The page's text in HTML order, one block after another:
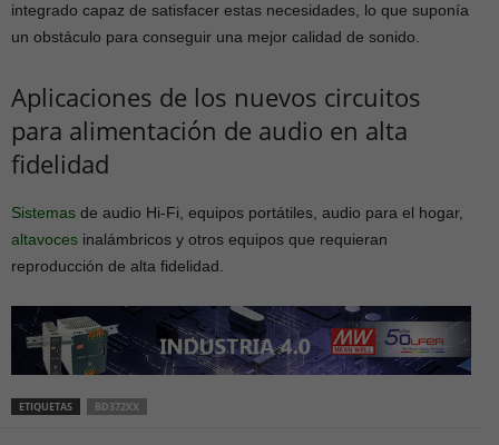
integrado capaz de satisfacer estas necesidades, lo que suponía
un obstáculo para conseguir una mejor calidad de sonido.
Aplicaciones de los nuevos circuitos
para alimentación de audio en alta
fidelidad
Sistemas de audio Hi-Fi, equipos portátiles, audio para el hogar,
altavoces inalámbricos y otros equipos que requieran
reproducción de alta fidelidad.
ETIQUETAS BD372XX